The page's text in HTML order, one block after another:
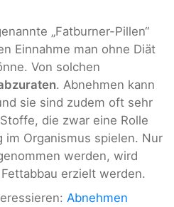
„Fatburner-Pillen“
Einnahme man ohne Diät
Von solchen
. Abnehmen kann
sie sind zudem oft sehr
die zwar eine Rolle
im Organismus spielen. Nur
werden, wird
erzielt werden.
Abnehmen